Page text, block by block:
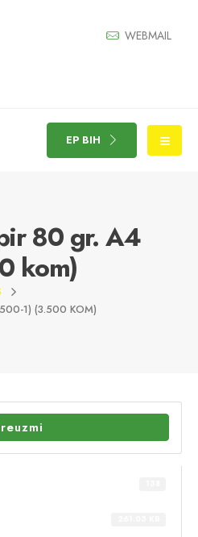
WEBMAIL
EP BIH
80 gr. A4
kom)
1) (3.500 KOM)